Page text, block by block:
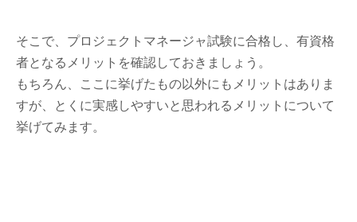
そこで、プロジェクトマネージャ試験に合格し、有資格
者となるメリットを確認しておきましょう。
もちろん、ここに挙げたもの以外にもメリットはありま
すが、とくに実感しやすいと思われるメリットについて
挙げてみます。